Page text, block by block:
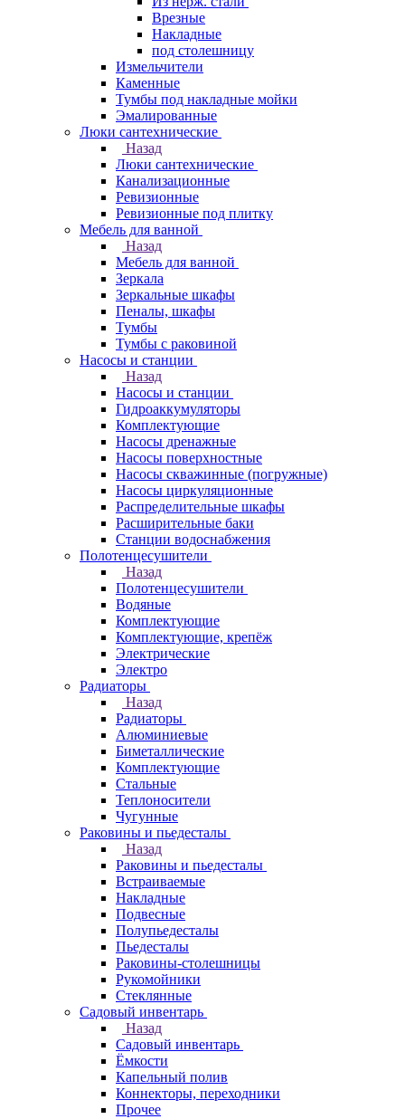
Врезные
Накладные
под столешницу
Измельчители
Каменные
Тумбы под накладные мойки
Эмалированные
Люки сантехнические
Назад
Люки сантехнические
Канализационные
Ревизионные
Ревизионные под плитку
Мебель для ванной
Назад
Мебель для ванной
Зеркала
Зеркальные шкафы
Пеналы, шкафы
Тумбы
Тумбы с раковиной
Насосы и станции
Назад
Насосы и станции
Гидроаккумуляторы
Комплектующие
Насосы дренажные
Насосы поверхностные
Насосы скважинные (погружные)
Насосы циркуляционные
Распределительные шкафы
Расширительные баки
Станции водоснабжения
Полотенцесушители
Назад
Полотенцесушители
Водяные
Комплектующие
Комплектующие, крепёж
Электрические
Электро
Радиаторы
Назад
Радиаторы
Алюминиевые
Биметаллические
Комплектующие
Стальные
Теплоносители
Чугунные
Раковины и пьедесталы
Назад
Раковины и пьедесталы
Встраиваемые
Накладные
Подвесные
Полупьедесталы
Пьедесталы
Раковины-столешницы
Рукомойники
Стеклянные
Садовый инвентарь
Назад
Садовый инвентарь
Ёмкости
Капельный полив
Коннекторы, переходники
Прочее